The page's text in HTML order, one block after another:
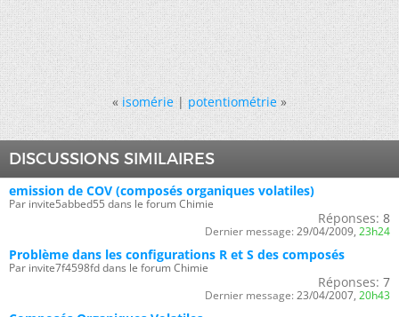
« isomérie|potentiométrie »
DISCUSSIONS SIMILAIRES
emission de COV (composés organiques volatiles)
Par invite5abbed55 dans le forum Chimie
Réponses: 8
Dernier message: 29/04/2009, 23h24
Problème dans les configurations R et S des composés
Par invite7f4598fd dans le forum Chimie
Réponses: 7
Dernier message: 23/04/2007, 20h43